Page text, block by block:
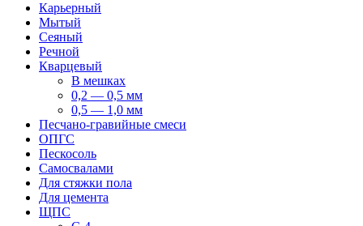
Карьерный
Мытый
Сеяный
Речной
Кварцевый
В мешках
0,2 — 0,5 мм
0,5 — 1,0 мм
Песчано-гравийные смеси
ОПГС
Пескосоль
Самосвалами
Для стяжки пола
Для цемента
ЩПС